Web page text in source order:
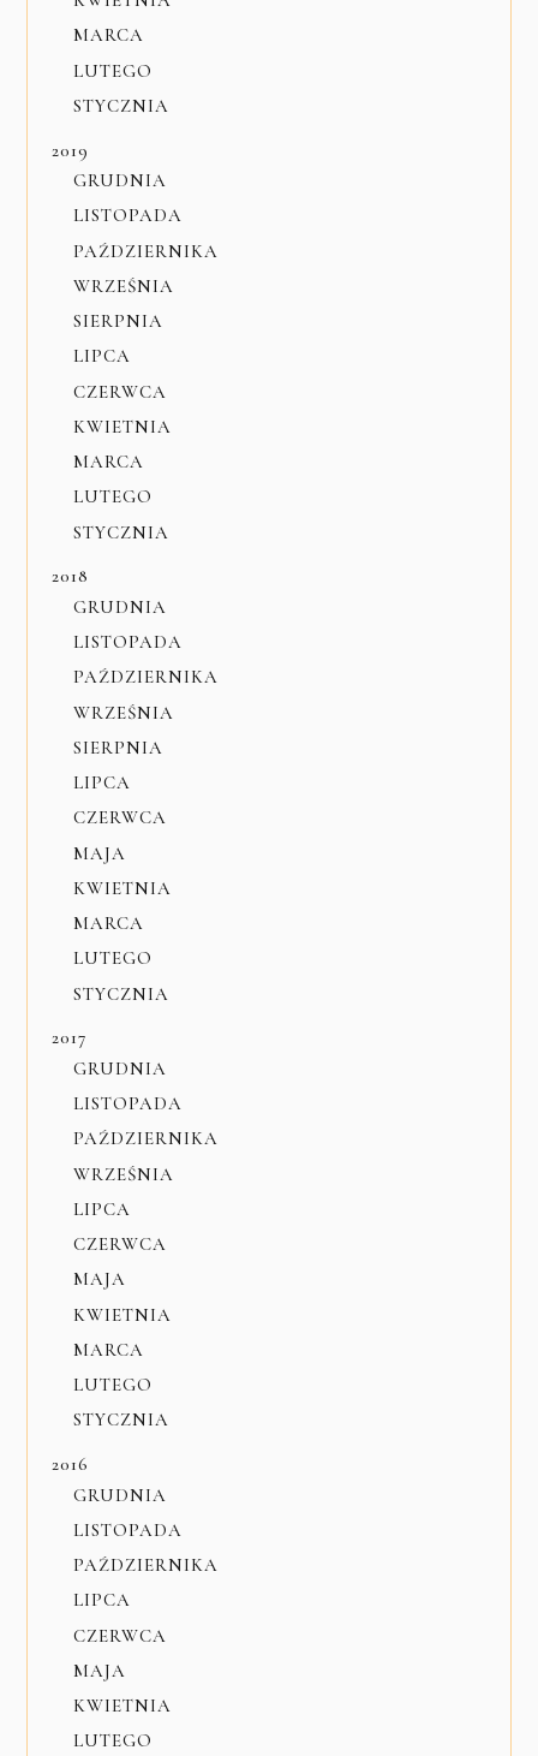
MARCA
LUTEGO
STYCZNIA
2019
GRUDNIA
LISTOPADA
PAŹDZIERNIKA
WRZEŚNIA
SIERPNIA
LIPCA
CZERWCA
KWIETNIA
MARCA
LUTEGO
STYCZNIA
2018
GRUDNIA
LISTOPADA
PAŹDZIERNIKA
WRZEŚNIA
SIERPNIA
LIPCA
CZERWCA
MAJA
KWIETNIA
MARCA
LUTEGO
STYCZNIA
2017
GRUDNIA
LISTOPADA
PAŹDZIERNIKA
WRZEŚNIA
LIPCA
CZERWCA
MAJA
KWIETNIA
MARCA
LUTEGO
STYCZNIA
2016
GRUDNIA
LISTOPADA
PAŹDZIERNIKA
LIPCA
CZERWCA
MAJA
KWIETNIA
LUTEGO